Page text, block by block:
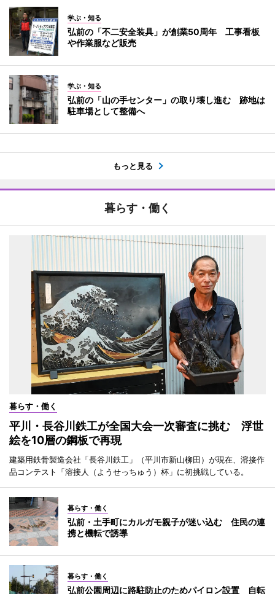
学ぶ・知る
弘前の「不二安全装具」が創業50周年 工事看板
や作業服など販売
学ぶ・知る
弘前の「山の手センター」の取り壊し進む 跡地は
駐車場として整備へ
もっと見る
暮らす・働く
暮らす・働く
平川・長谷川鉄工が全国大会一次審査に挑む 浮世
絵を10層の鋼板で再現
建築用鉄骨製造会社「長谷川鉄工」（平川市新山柳田）が現在、溶接作
品コンテスト「溶接人（ようせっちゅう）杯」に初挑戦している。
暮らす・働く
弘前・土手町にカルガモ親子が迷い込む 住民の連
携と機転で誘導
暮らす・働く
弘前公園周辺に路駐防止のためパイロン設置 自転